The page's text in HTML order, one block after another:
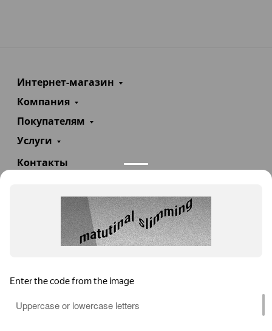
Интернет-магазин
Компания
Покупателям
Услуги
Контакты
info@teploexpert.com
Пн—Сб 09:00 – 18:00
TeploExpert.com © 2008 - 2026 Оборудование для
систем отопления, водоснабжения, канализации